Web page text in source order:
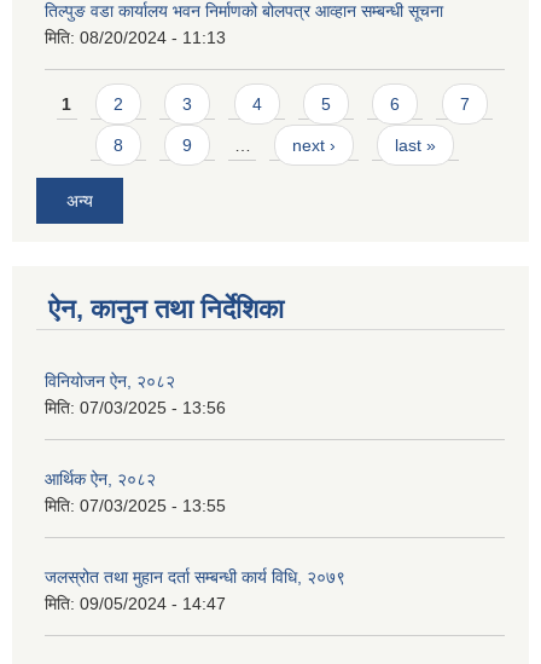
तिल्पुङ वडा कार्यालय भवन निर्माणको बोलपत्र आव्हान सम्बन्धी सूचना
मिति: 08/20/2024 - 11:13
Pages
1 2 3 4 5 6 7
8 9 next › last »
अन्य
ऐन, कानुन तथा निर्देशिका
विनियोजन ऐन, २०८२
मिति: 07/03/2025 - 13:56
आर्थिक ऐन, २०८२
मिति: 07/03/2025 - 13:55
जलस्रोत तथा मुहान दर्ता सम्बन्धी कार्य विधि, २०७९
मिति: 09/05/2024 - 14:47